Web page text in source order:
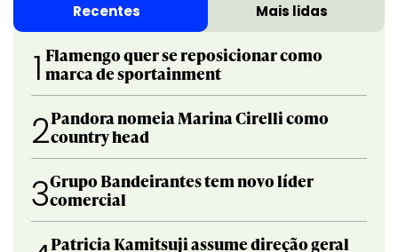
Recentes Mais lidas
1 Flamengo quer se reposicionar como
marca de sportainment
2Pandora nomeia Marina Cirelli como
country head
3Grupo Bandeirantes tem novo líder
comercial
Patricia Kamitsuji assume direção geral